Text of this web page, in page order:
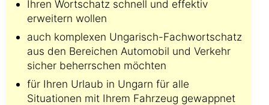
Ihren Wortschatz schnell und effektiv
erweitern wollen
auch komplexen Ungarisch-Fachwortschatz
aus den Bereichen Automobil und Verkehr
sicher beherrschen möchten
für Ihren Urlaub in Ungarn für alle
Situationen mit Ihrem Fahrzeug gewappnet